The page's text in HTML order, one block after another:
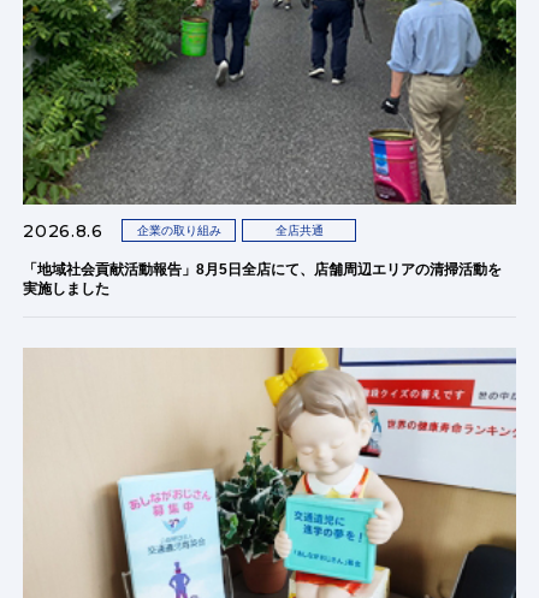
2026.8.6 企業の取り組み 全店共通
「地域社会貢献活動報告」8月5日全店にて、店舗周辺エリアの清掃活動を
実施しました